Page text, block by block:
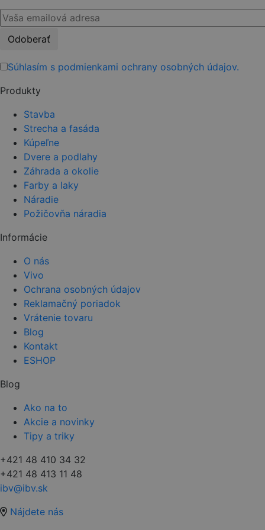
Please
this
empty.
Súhlasím s podmienkami ochrany osobných údajov.
Produkty
Stavba
Strecha a fasáda
Kúpeľne
Dvere a podlahy
Záhrada a okolie
Farby a laky
Náradie
Požičovňa náradia
Informácie
O nás
Vivo
Ochrana osobných údajov
Reklamačný poriadok
Vrátenie tovaru
Blog
Kontakt
ESHOP
Blog
Ako na to
Akcie a novinky
Tipy a triky
+421 48 410 34 32
+421 48 413 11 48
ibv@ibv.sk
Nájdete nás